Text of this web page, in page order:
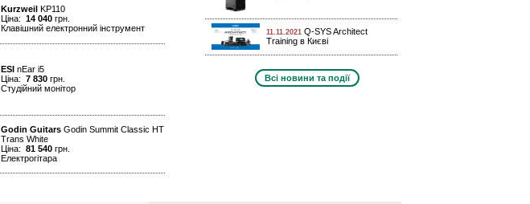
Kurzweil KP110
Ціна: 14 040 грн.
Клавішний електронний інструмент
ESI nEar i5
Ціна: 7 830 грн.
Студійний монітор
Godin Guitars Godin Summit Classic HT
Trans White
Ціна: 81 540 грн.
Електрогітара
11.11.2021 Q-SYS Architect
Training в Києві
Всі новини та події